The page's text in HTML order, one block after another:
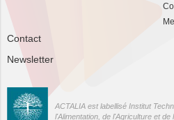
Contact
Newsletter
ACTALIA est labellisé Institut
l'Alimentation, de l'Agriculture et de